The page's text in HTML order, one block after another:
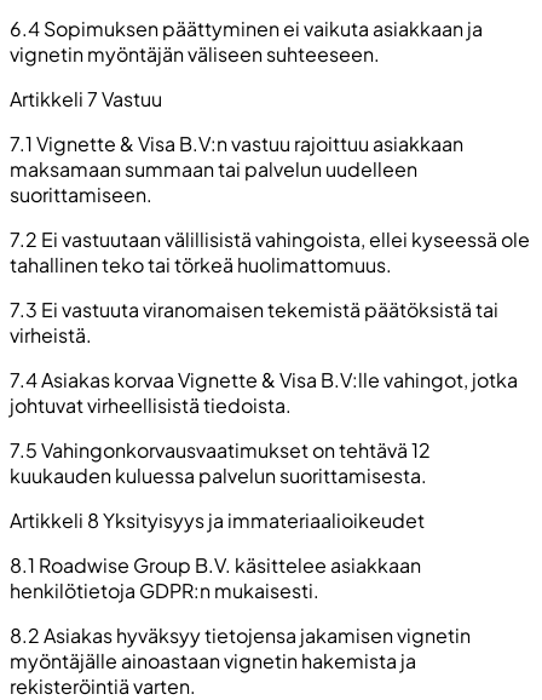
6.4 Sopimuksen päättyminen ei vaikuta asiakkaan ja
vignetin myöntäjän väliseen suhteeseen.
Artikkeli 7 Vastuu
7.1 Vignette & Visa B.V:n vastuu rajoittuu asiakkaan
maksamaan summaan tai palvelun uudelleen
suorittamiseen.
7.2 Ei vastuutaan välillisistä vahingoista, ellei kyseessä ole
tahallinen teko tai törkeä huolimattomuus.
7.3 Ei vastuuta viranomaisen tekemistä päätöksistä tai
virheistä.
7.4 Asiakas korvaa Vignette & Visa B.V:lle vahingot, jotka
johtuvat virheellisistä tiedoista.
7.5 Vahingonkorvausvaatimukset on tehtävä 12
kuukauden kuluessa palvelun suorittamisesta.
Artikkeli 8 Yksityisyys ja immateriaalioikeudet
8.1 Roadwise Group B.V. käsittelee asiakkaan
henkilötietoja GDPR:n mukaisesti.
8.2 Asiakas hyväksyy tietojensa jakamisen vignetin
myöntäjälle ainoastaan vignetin hakemista ja
rekisteröintiä varten.